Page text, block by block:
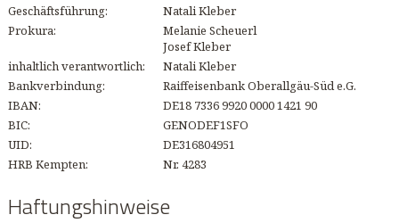
Geschäftsführung:
Natali Kleber
Prokura:
Melanie Scheuerl
Josef Kleber
inhaltlich verantwortlich:
Natali Kleber
Bankverbindung:
Raiffeisenbank Oberallgäu-Süd e.G.
IBAN:
DE18 7336 9920 0000 1421 90
BIC:
GENODEF1SFO
UID:
DE316804951
HRB Kempten:
Nr. 4283
Haftungshinweise